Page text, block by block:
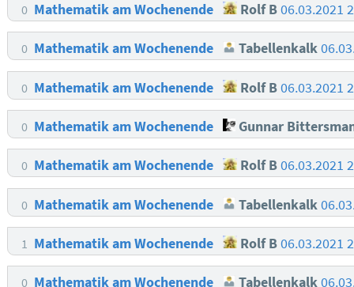
0 Mathematik am Wochenende Rolf B06.03.2021
0 Mathematik am Wochenende Tabellenkalk
0 Mathematik am Wochenende Rolf B06.03.2021
0 Mathematik am Wochenende Gunnar
0 Mathematik am Wochenende Rolf B06.03.2021
0 Mathematik am Wochenende Tabellenkalk
1 Mathematik am Wochenende Rolf B06.03.2021
0 Mathematik am Wochenende Tabellenkalk